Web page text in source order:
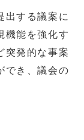
出する議案に
機能を強化す
突発的な事案
でき、議会の